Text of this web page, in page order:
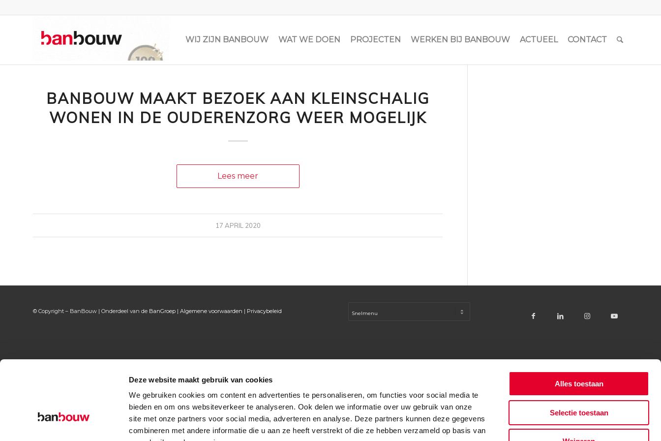
Deze website maakt gebruik van cookies
We gebruiken cookies om content en advertenties te personaliseren, om functies voor social media te
bieden en om ons websiteverkeer te analyseren. Ook delen we informatie over uw gebruik van onze
site met onze partners voor social media, adverteren en analyse. Deze partners kunnen deze gegevens
combineren met andere informatie die u aan ze heeft verstrekt of die ze hebben verzameld op basis van
Alles toestaan
Selectie toestaan
WIJ ZIJN BANBOUW WAT WE DOEN PROJECTEN WERKEN BIJ BANBOUW ACTUEEL CONTACT
BANBOUW MAAKT BEZOEK AAN KLEINSCHALIG
WONEN IN DE OUDERENZORG WEER MOGELIJK
Lees meer
17 APRIL 2020
© Copyright – BanBouw | Onderdeel van de BanGroep | Algemene voorwaarden | Privacybeleid